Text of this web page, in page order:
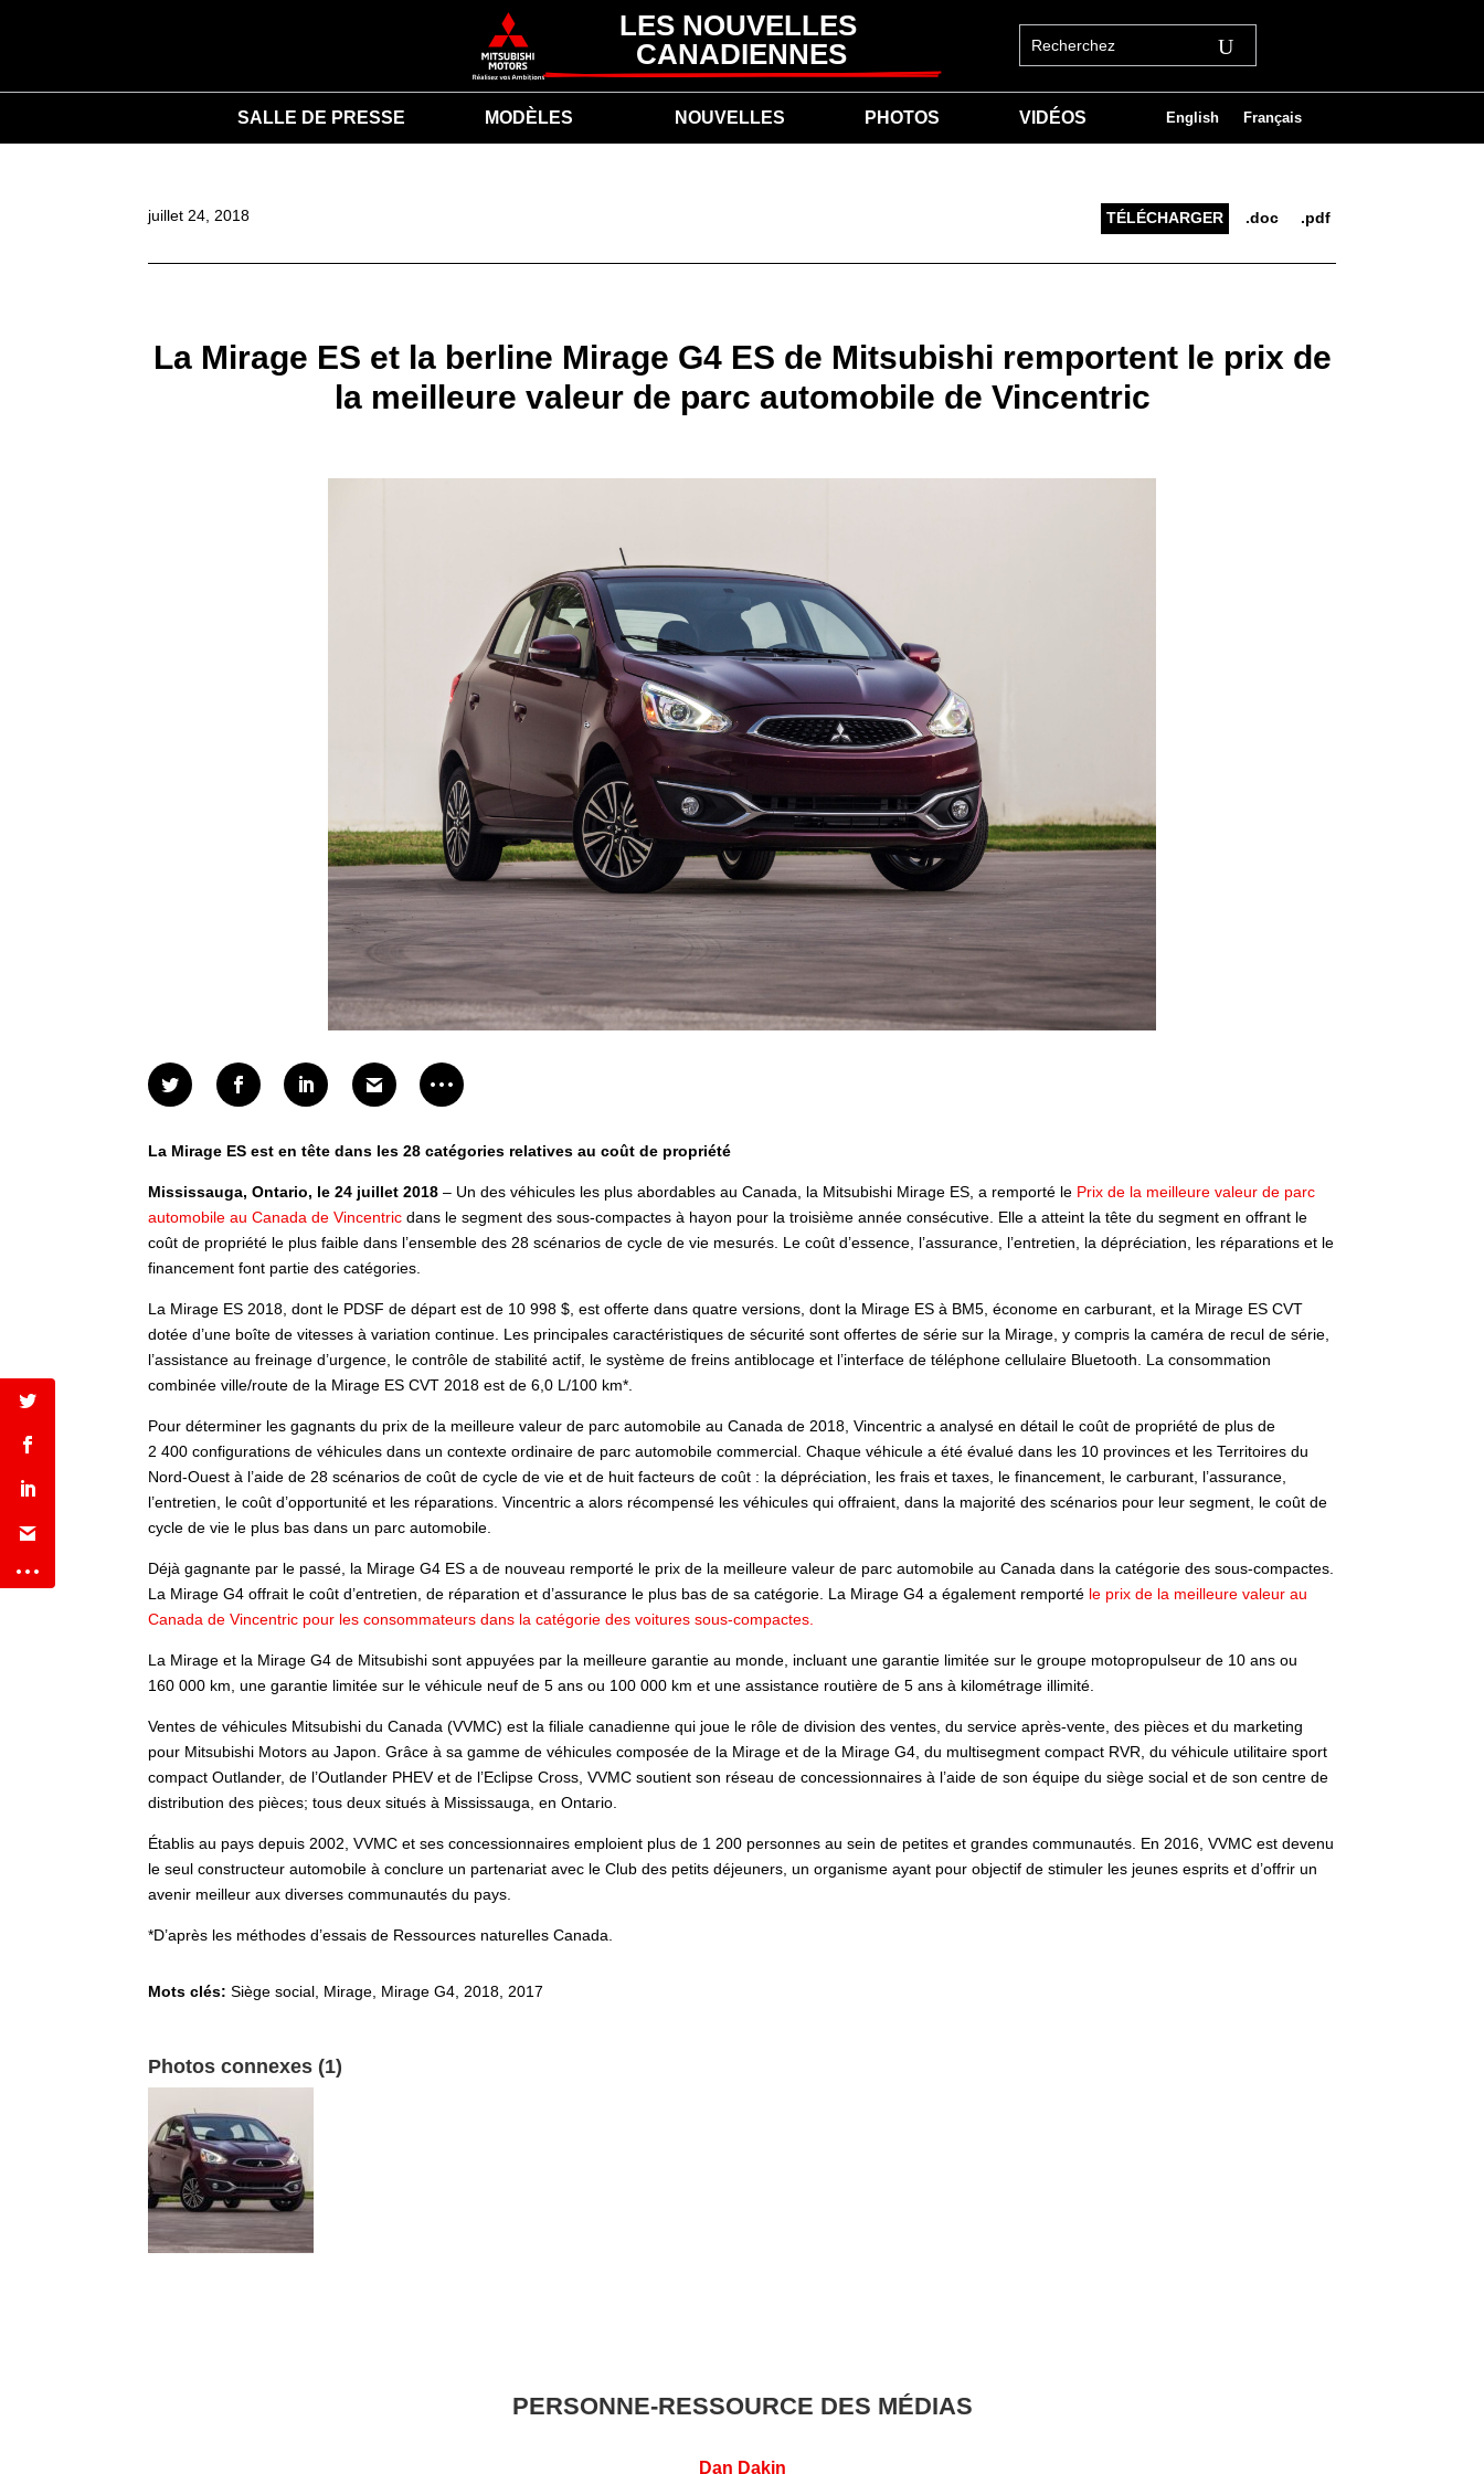
LES NOUVELLES
CANADIENNES
SALLE DE PRESSE MODÈLES NOUVELLES PHOTOS VIDÉOS English Français
juillet 24, 2018 TÉLÉCHARGER .doc .pdf
La Mirage ES et la berline Mirage G4 ES de Mitsubishi remportent le prix de
la meilleure valeur de parc automobile de Vincentric
La Mirage ES est en tête dans les 28 catégories relatives au coût de propriété
Mississauga, Ontario, le 24 juillet 2018– Un des véhicules les plus abordables au Canada, la Mitsubishi Mirage ES, a remporté le Prix de la meilleure valeur de parc
automobile au Canada de Vincentric dans le segment des sous-compactes à hayon pour la troisième année consécutive. Elle a atteint la tête du segment en offrant le
coût de propriété le plus faible dans l’ensemble des 28 scénarios de cycle de vie mesurés. Le coût d’essence, l’assurance, l’entretien, la dépréciation, les réparations et le
financement font partie des catégories.
La Mirage ES 2018, dont le PDSF de départ est de 10 998 $, est offerte dans quatre versions, dont la Mirage ES à BM5, économe en carburant, et la Mirage ES CVT
dotée d’une boîte de vitesses à variation continue. Les principales caractéristiques de sécurité sont offertes de série sur la Mirage, y compris la caméra de recul de série,
l’assistance au freinage d’urgence, le contrôle de stabilité actif, le système de freins antiblocage et l’interface de téléphone cellulaire Bluetooth. La consommation
combinée ville/route de la Mirage ES CVT 2018 est de 6,0 L/100 km*.
Pour déterminer les gagnants du prix de la meilleure valeur de parc automobile au Canada de 2018, Vincentric a analysé en détail le coût de propriété de plus de
2 400 configurations de véhicules dans un contexte ordinaire de parc automobile commercial. Chaque véhicule a été évalué dans les 10 provinces et les Territoires du
Nord-Ouest à l’aide de 28 scénarios de coût de cycle de vie et de huit facteurs de coût : la dépréciation, les frais et taxes, le financement, le carburant, l’assurance,
l’entretien, le coût d’opportunité et les réparations. Vincentric a alors récompensé les véhicules qui offraient, dans la majorité des scénarios pour leur segment, le coût de
cycle de vie le plus bas dans un parc automobile.
Déjà gagnante par le passé, la Mirage G4 ES a de nouveau remporté le prix de la meilleure valeur de parc automobile au Canada dans la catégorie des sous-compactes.
La Mirage G4 offrait le coût d’entretien, de réparation et d’assurance le plus bas de sa catégorie. La Mirage G4 a également remporté le prix de la meilleure valeur au
Canada de Vincentric pour les consommateurs dans la catégorie des voitures sous-compactes.
La Mirage et la Mirage G4 de Mitsubishi sont appuyées par la meilleure garantie au monde, incluant une garantie limitée sur le groupe motopropulseur de 10 ans ou
160 000 km, une garantie limitée sur le véhicule neuf de 5 ans ou 100 000 km et une assistance routière de 5 ans à kilométrage illimité.
Ventes de véhicules Mitsubishi du Canada (VVMC) est la filiale canadienne qui joue le rôle de division des ventes, du service après-vente, des pièces et du marketing
pour Mitsubishi Motors au Japon. Grâce à sa gamme de véhicules composée de la Mirage et de la Mirage G4, du multisegment compact RVR, du véhicule utilitaire sport
compact Outlander, de l’Outlander PHEV et de l’Eclipse Cross, VVMC soutient son réseau de concessionnaires à l’aide de son équipe du siège social et de son centre de
distribution des pièces; tous deux situés à Mississauga, en Ontario.
Établis au pays depuis 2002, VVMC et ses concessionnaires emploient plus de 1 200 personnes au sein de petites et grandes communautés. En 2016, VVMC est devenu
le seul constructeur automobile à conclure un partenariat avec le Club des petits déjeuners, un organisme ayant pour objectif de stimuler les jeunes esprits et d’offrir un
avenir meilleur aux diverses communautés du pays.
*D’après les méthodes d’essais de Ressources naturelles Canada.
Mots clés:Siège social Mirage, Mirage G4 2018, 2017
Photos connexes (1)
PERSONNE-RESSOURCE DES MÉDIAS
Dan Dakin